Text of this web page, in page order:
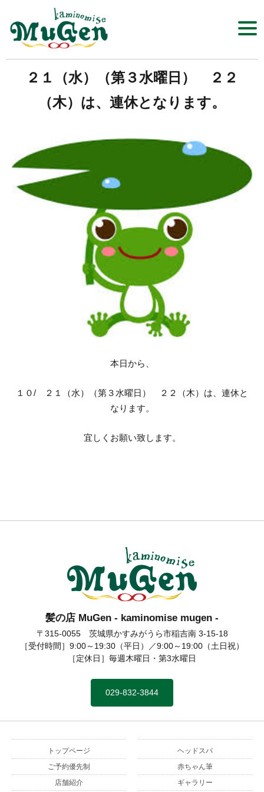
髪の店 MuGen
Click​
２１（水）（第３水曜日） ２２
（木）は、連休となります。
本日から、
１０/ ２１（水）（第３水曜日） ２２（木）は、連休と
なります。
宜しくお願い致します。
髪の店 MuGen
髪の店 MuGen - kaminomise mugen -
〒315-0055 茨城県かすみがうら市稲吉南 3-15-18
［受付時間］9:00～19:30（平日）／9:00～19:00（土日祝）
［定休日］毎週木曜日・第3水曜日
029-832-3844
トップページ
ご予約優先制
店舗紹介
ヘッドスパ
赤ちゃん筆
ギャラリー